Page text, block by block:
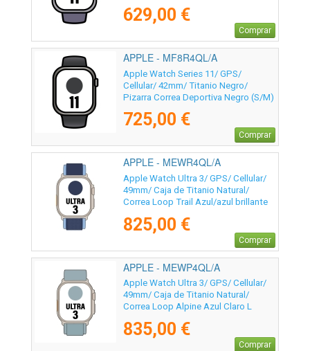
629,00 €
Comprar
APPLE - MF8R4QL/A
Apple Watch Series 11/ GPS/
Cellular/ 42mm/ Titanio Negro/
Pizarra Correa Deportiva Negro (S/M)
725,00 €
Comprar
APPLE - MEWR4QL/A
Apple Watch Ultra 3/ GPS/ Cellular/
49mm/ Caja de Titanio Natural/
Correa Loop Trail Azul/azul brillante
825,00 €
Comprar
APPLE - MEWP4QL/A
Apple Watch Ultra 3/ GPS/ Cellular/
49mm/ Caja de Titanio Natural/
Correa Loop Alpine Azul Claro L
835,00 €
Comprar